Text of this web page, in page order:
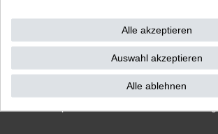
Alle akzeptieren
Auswahl akzeptieren
Alle ablehnen